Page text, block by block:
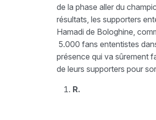
de la phase aller du
résultats, les supporters
Hamadi de Bologhine,
5.000 fans ententistes
présence qui va sûrement
de leurs supporters pour
R.